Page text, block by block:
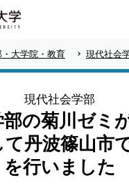
・大学院・教育 現代社会
現代社会学部
の菊川ゼミ
丹波篠山市
を行いました